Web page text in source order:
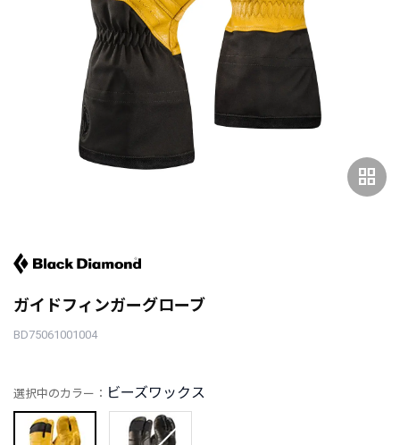
grid_view
ガイドフィンガーグローブ
BD75061001004
選択中のカラー： ビーズワックス